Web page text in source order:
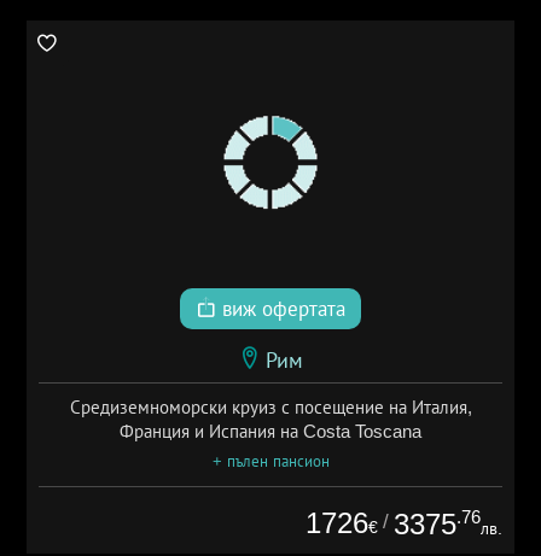
виж офертата
Рим
Средиземноморски круиз с посещение на Италия,
Франция и Испания на Costa Toscana
+ пълен пансион
1726€ / 3375.76
лв.